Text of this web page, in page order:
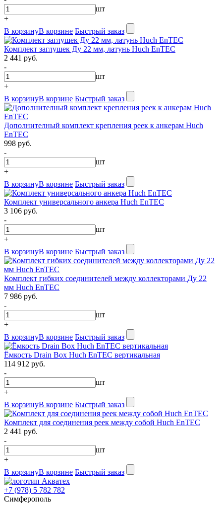
шт
+
В корзинуВ корзине Быстрый заказ
Комплект заглушек Ду 22 мм, латунь Huch EnTEC
2 441 руб.
-
шт
+
В корзинуВ корзине Быстрый заказ
Дополнителный комплект крепления реек к анкерам Huch
EnTEC
998 руб.
-
шт
+
В корзинуВ корзине Быстрый заказ
Комплект универсального анкера Huch EnTEC
3 106 руб.
-
шт
+
В корзинуВ корзине Быстрый заказ
Комплект гибких соединителей между коллекторами Ду 22
мм Huch EnTEC
7 986 руб.
-
шт
+
В корзинуВ корзине Быстрый заказ
Ёмкость Drain Box Huch EnTEC вертикальная
114 912 руб.
-
шт
+
В корзинуВ корзине Быстрый заказ
Комплект для соединения реек между собой Huch EnTEC
2 441 руб.
-
шт
+
В корзинуВ корзине Быстрый заказ
+7 (978) 5 782 782
Симферополь